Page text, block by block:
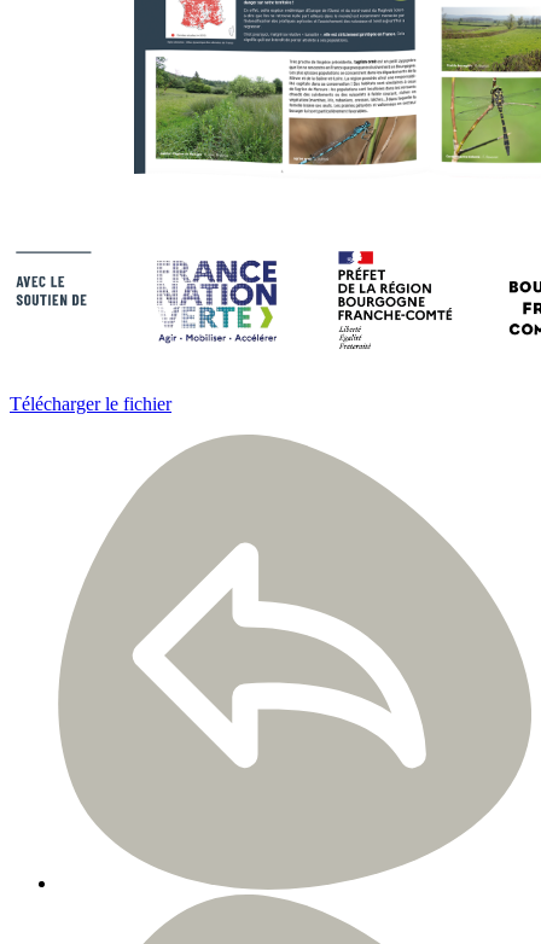
Télécharger le fichier